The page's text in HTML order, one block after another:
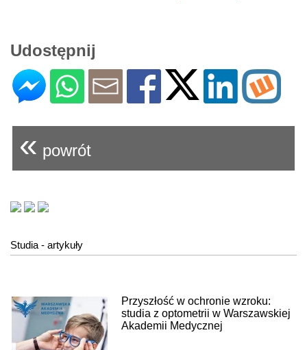
Udostępnij
« powrót
Studia - artykuły
Przyszłość w ochronie wzroku:
studia z optometrii w Warszawskiej
Akademii Medycznej